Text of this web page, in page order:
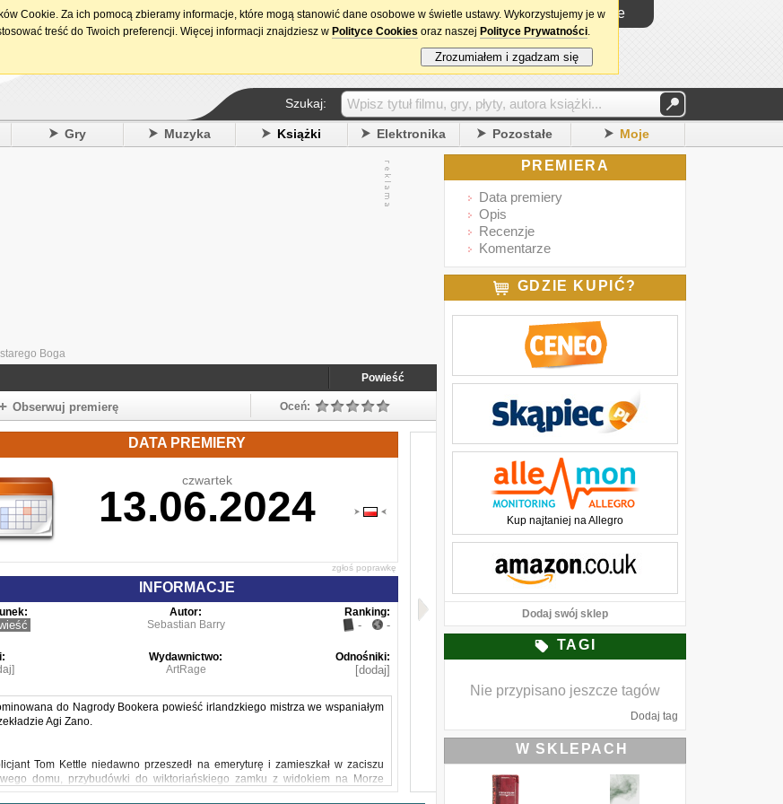
15. urodziny DataPremiery.pl Logowanie
Szukaj:
Gry Muzyka Książki Elektronika Pozostałe Moje
Boga
Powieść
Obserwuj premierę Oceń:
DATA PREMIERY
czwartek
13.06.2024
zgłoś poprawkę
INFORMACJE
Autor:
Sebastian Barry
Ranking:
- -
Wydawnictwo:
ArtRage
Odnośniki:
[dodaj]
do Nagrody Bookera powieść irlandzkiego mistrza we wspaniałym
Agi Zano.
Tom Kettle niedawno przeszedł na emeryturę i zamieszkał w zaciszu
domu, przybudówki do wiktoriańskiego zamku z widokiem na Morze
Miesiącami z nikim się nie widział, pomijając ekscentrycznego
PREMIERA
Data premiery
Opis
Recenzje
Komentarze
GDZIE KUPIĆ?
Kup najtaniej na Allegro
Dodaj swój sklep
TAGI
Nie przypisano jeszcze tagów
Dodaj tag
W SKLEPACH
Cookie. Za ich pomocą zbieramy informacje, które mogą stanowić dane osobowe w świetle ustawy. Wykorzystujemy je w
treść do Twoich preferencji. Więcej informacji znajdziesz w Polityce Cookies oraz naszej Polityce Prywatności.
Zrozumiałem i zgadzam się